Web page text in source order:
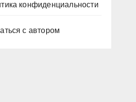
конфиденциальности
с автором